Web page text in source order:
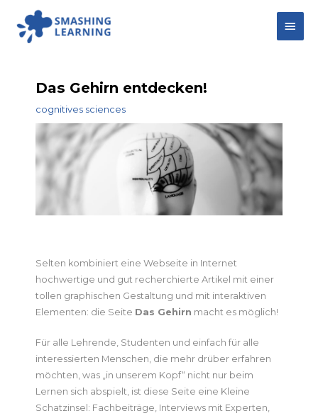
Inhalt
springen
Das Gehirn entdecken!
cognitives sciences
Selten kombiniert eine Webseite in Internet
hochwertige und gut recherchierte Artikel mit einer
tollen graphischen Gestaltung und mit interaktiven
Elementen: die Seite Das Gehirn macht es möglich!
Für alle Lehrende, Studenten und einfach für alle
interessierten Menschen, die mehr drüber erfahren
möchten, was „in unserem Kopf“ nicht nur beim
Lernen sich abspielt, ist diese Seite eine Kleine
Schatzinsel: Fachbeiträge, Interviews mit Experten,